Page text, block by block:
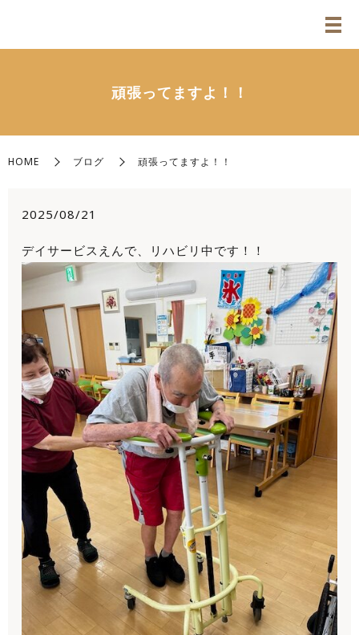
頑張ってますよ！！
HOME ブログ 頑張ってますよ！！
2025/08/21
デイサービスえんで、リハビリ中です！！